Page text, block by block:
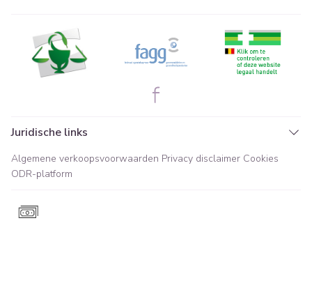
Juridische links
Algemene verkoopsvoorwaarden Privacy disclaimer Cookies
ODR-platform